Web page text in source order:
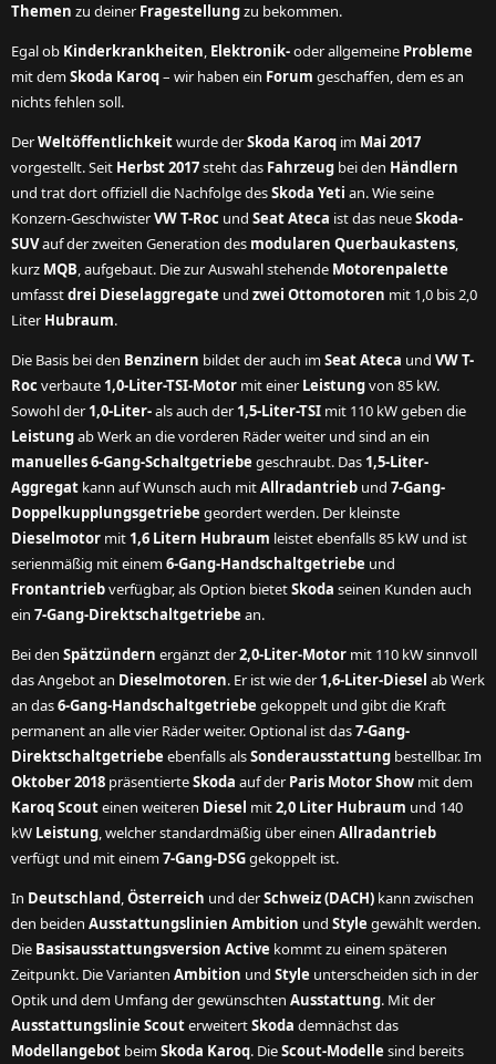
Themen zu deiner Fragestellungzu bekommen.
Egal ob Kinderkrankheiten, Elektronik-oder allgemeine Probleme
mit demSkoda Karoq– wir haben ein Forum geschaffen, dem es an
nichts fehlen soll.
DerWeltöffentlichkeitwurde derSkoda Karoq im Mai 2017
vorgestellt. Seit Herbst 2017steht das Fahrzeug bei den Händlern
und trat dort offiziell die Nachfolge desSkoda Yeti an. Wie seine
Konzern-GeschwisterVW T-Roc und Seat Ateca ist das neueSkoda-
SUVauf der zweiten Generation des modularen Querbaukastens,
kurz MQB, aufgebaut. Die zur Auswahl stehende Motorenpalette
umfasstdrei Dieselaggregate und zwei Ottomotoren mit 1,0 bis 2,0
Liter Hubraum.
Die Basis bei den Benzinern bildet der auch imSeat Ateca und VW T-
Rocverbaute 1,0-Liter-TSI-Motor mit einer Leistungvon 85 kW.
Sowohl der 1,0-Liter-als auch der 1,5-Liter-TSI mit 110 kW geben die
Leistungab Werk an die vorderen Räder weiter und sind an ein
manuelles 6-Gang-Schaltgetriebe geschraubt. Das 1,5-Liter-
Aggregat kann auf Wunsch auch mitAllradantrieb und 7-Gang-
Doppelkupplungsgetriebe geordert werden. Der kleinste
Dieselmotor mit 1,6 Litern Hubraum leistet ebenfalls 85 kW und ist
serienmäßig mit einem6-Gang-Handschaltgetriebe und
Frontantriebverfügbar, als Option bietetSkoda seinen Kunden auch
ein 7-Gang-Direktschaltgetriebe an.
Bei den Spätzündern ergänzt der2,0-Liter-Motor mit 110 kW sinnvoll
das Angebot an Dieselmotoren. Er ist wie der 1,6-Liter-Diesel ab Werk
an das6-Gang-Handschaltgetriebe gekoppelt und gibt die Kraft
permanent an alle vier Räder weiter. Optional ist das7-Gang-
Direktschaltgetriebe ebenfalls alsSonderausstattung bestellbar. Im
Oktober 2018 präsentierteSkoda auf der Paris Motor Show mit dem
Karoq Scouteinen weiteren Diesel mit2,0 Liter Hubraum und 140
kW Leistung, welcher standardmäßig über einen Allradantrieb
verfügt und mit einem7-Gang-DSGgekoppelt ist.
In Deutschland,Österreich und derSchweiz (DACH) kann zwischen
den beiden Ausstattungslinien Ambition und Style gewählt werden.
Die Basisausstattungsversion Active kommt zu einem späteren
Zeitpunkt. Die Varianten Ambition und Style unterscheiden sich in der
Optik und dem Umfang der gewünschten Ausstattung. Mit der
Ausstattungslinie ScouterweitertSkoda demnächst das
Modellangebot beimSkoda Karoq. DieScout-Modelle sind bereits